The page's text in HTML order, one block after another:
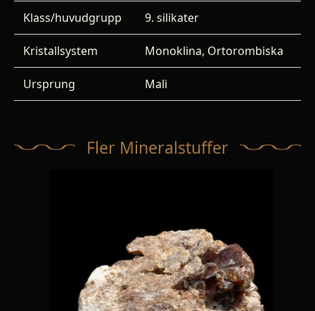
Klass/huvudgrupp 9. silikater
Kristallsystem Monoklina, Ortorombiska
Ursprung Mali
Fler Mineralstuffer